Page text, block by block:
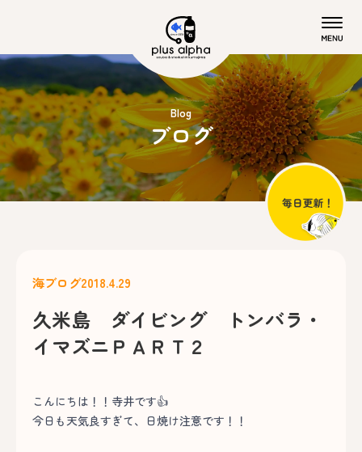
Blog
ブログ
海ブログ2018.4.29
久米島 ダイビング トンバラ・
イマズニＰＡＲＴ２
こんにちは！！寺井です👍
今日も天気良すぎて、日焼け注意です！！